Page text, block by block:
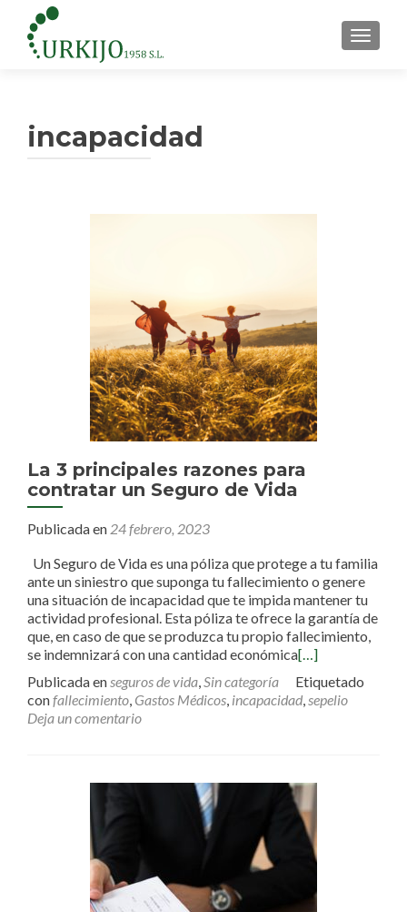
incapacidad
La 3 principales razones para
contratar un Seguro de Vida
Publicada en 24 febrero, 2023
Un Seguro de Vida es una póliza que protege a tu familia
ante un siniestro que suponga tu fallecimiento o genere
una situación de incapacidad que te impida mantener tu
actividad profesional. Esta póliza te ofrece la garantía de
que, en caso de que se produzca tu propio fallecimiento,
se indemnizará con una cantidad económica[…]
Publicada enseguros de vida,Sin categoría
Etiquetado
confallecimiento, Gastos Médicos, incapacidad,sepelio
Deja un comentario